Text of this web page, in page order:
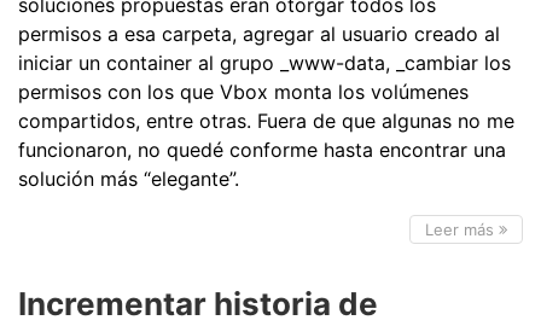
permisos a esa carpeta, agregar al usuario creado al
iniciar un container al grupo _www-data, _cambiar los
permisos con los que Vbox monta los volúmenes
compartidos, entre otras. Fuera de que algunas no me
funcionaron, no quedé conforme hasta encontrar una
solución más “elegante”.
Leer más
Incrementar historia de